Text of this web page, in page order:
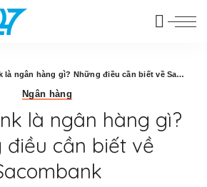
ngân hàng gì? Những điều cần biết về Sacombank
Ngân hàng
là ngân hàng gì?
điều cần biết về